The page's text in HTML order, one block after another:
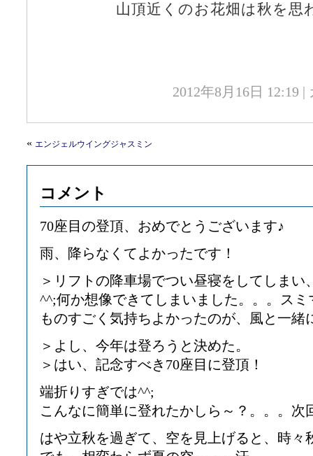
山頂近くのお花畑は秋を思
2012年8月16日 12:19
« エンジェルウイングジャスミン
コメント
70座目の登頂、おめでとうございます♪
雨、降らなくてよかったです！
＞リフトの降車場でつい昼寝をしてしまい
^^;何か想像できてしまいました。。。スミ
ものすごく気持ちよかったのが、風と一緒
＞よし、今年は登ろうと決めた。
＞はい、記念すべき70座目に登頂！
端折りすぎでは^^;
こんなに簡単に登れたかしら～？。。。次
はや立秋を過ぎて、空を見上げると、時々